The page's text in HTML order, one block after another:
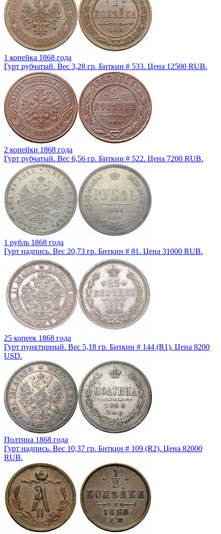
1 копейка 1868 года
Гурт рубчатый. Вес 3,28 гр. Биткин # 533. Цена 12500 RUB.
2 копейки 1868 года
Гурт рубчатый. Вес 6,56 гр. Биткин # 522. Цена 7200 RUB.
1 рубль 1868 года
Гурт надпись. Вес 20,73 гр. Биткин # 81. Цена 31000 RUB.
25 копеек 1868 года
Гурт пунктирный. Вес 5,18 гр. Биткин # 144 (R1). Цена 8200
USD.
Полтина 1868 года
Гурт надпись. Вес 10,37 гр. Биткин # 109 (R2). Цена 82000
RUB.